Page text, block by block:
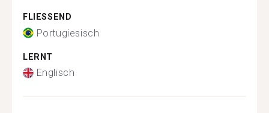
FLIESSEND
Portugiesisch
LERNT
Englisch